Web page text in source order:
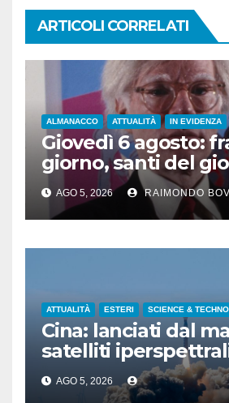
ARTICOLI CORRELATI
ALMANACCO ATTUALITÀ IN EVIDENZA
Giovedì 6 agosto:
giorno, santi del
famosi, accadde
AGO 5, 2026 RAIMONDO
ATTUALITÀ ESTERI SCIENCE &
Cina: lanciati dal
satelliti
Shandong
AGO 5, 2026